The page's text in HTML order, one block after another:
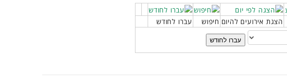
הצגת אירועים להיום חיפוש
עברו לחודש
עברו לחודש